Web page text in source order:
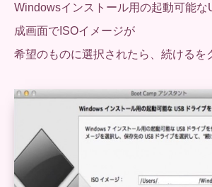
Windowsインストール用の起動可能
成画面でISOイメージが
希望のものに選択されたら、続けるを